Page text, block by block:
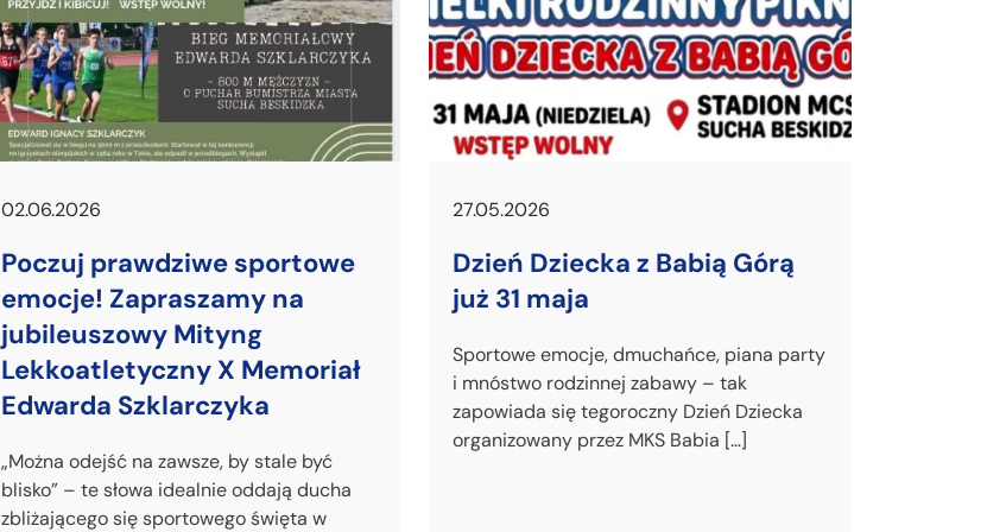
02.06.2026
Poczuj prawdziwe sportowe
emocje! Zapraszamy na
jubileuszowy Mityng
Lekkoatletyczny X Memoriał
Edwarda Szklarczyka
„Można odejść na zawsze, by stale być
blisko” – te słowa idealnie oddają ducha
zbliżającego się sportowego święta w
27.05.2026
Dzień Dziecka z Babią Górą
już 31 maja
Sportowe emocje, dmuchańce, piana party
i mnóstwo rodzinnej zabawy – tak
zapowiada się tegoroczny Dzień Dziecka
organizowany przez MKS Babia […]